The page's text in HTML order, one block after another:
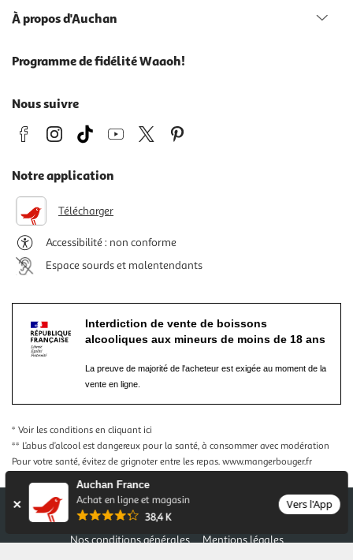
Auchan France
Achat en ligne et magasin
38,4 K
Vers l'App
À propos d'Auchan
Programme de fidélité Waaoh!
Nous suivre
Notre application
Télécharger
Accessibilité : non conforme
Espace sourds et malentendants
Interdiction de vente de boissons
alcooliques aux mineurs de moins de 18 ans
La preuve de majorité de l'acheteur est exigée au moment de la
vente en ligne.
* Voir les conditions en cliquant ici
** L’abus d’alcool est dangereux pour la santé, à consommer avec modération
Pour votre santé, évitez de grignoter entre les repas. www.mangerbouger.fr
Nos conditions générales
Mentions légales